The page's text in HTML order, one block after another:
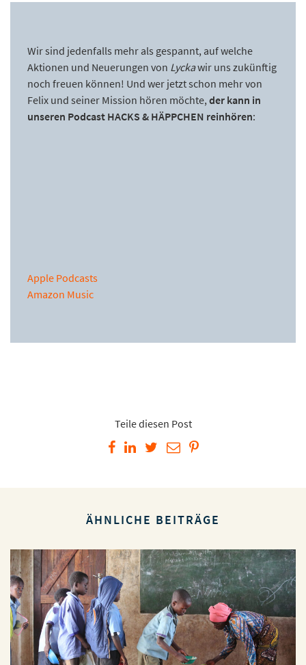
Wir sind jedenfalls mehr als gespannt, auf welche
Aktionen und Neuerungen von Lyckawir uns zukünftig
noch freuen können! Und wer jetzt schon mehr von
Felix und seiner Mission hören möchte, der kann in
unseren Podcast HACKS & HÄPPCHEN reinhören:
Apple Podcasts
Amazon Music
Teile diesen Post
ÄHNLICHE BEITRÄGE